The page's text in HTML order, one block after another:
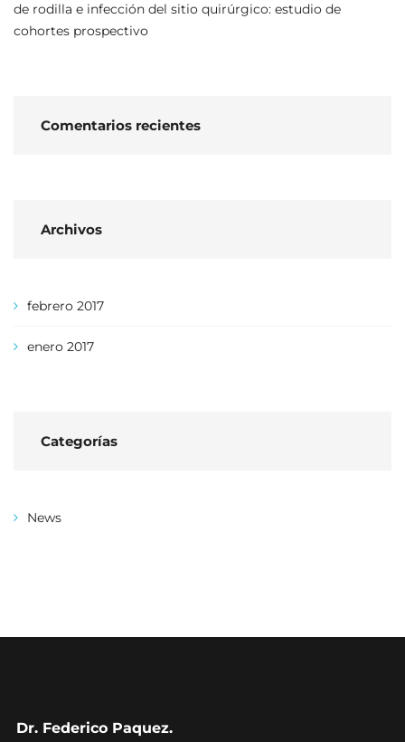
de rodilla e infección del sitio quirúrgico: estudio de
cohortes prospectivo
Comentarios recientes
Archivos
febrero 2017
enero 2017
Categorías
News
Dr. Federico Paquez.